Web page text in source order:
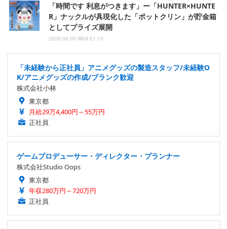
「時間です 利息がつきます」ー「HUNTER×HUNTE
R」ナックルが具現化した「ポットクリン」が貯金箱
としてプライズ展開
2026.08.05 Wed 21:10
「未経験から正社員」アニメグッズの製造スタッフ/未経験O
K/アニメグッズの作成/ブランク歓迎
株式会社小林
東京都
月給29万4,400円～55万円
正社員
ゲームプロデューサー・ディレクター・プランナー
株式会社Studio Oops
東京都
年収280万円～720万円
正社員